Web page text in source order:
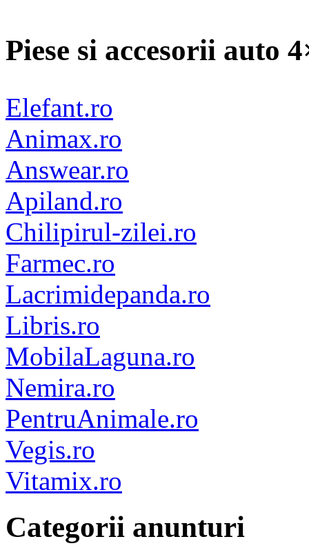
Piese si accesorii auto
Elefant.ro
Animax.ro
Answear.ro
Apiland.ro
Chilipirul-zilei.ro
Farmec.ro
Lacrimidepanda.ro
Libris.ro
MobilaLaguna.ro
Nemira.ro
PentruAnimale.ro
Vegis.ro
Vitamix.ro
Categorii anunturi